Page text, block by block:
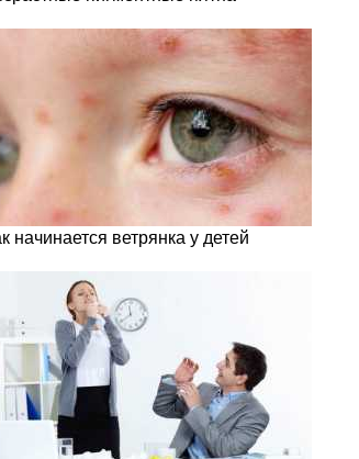
начинается ветрянка у детей